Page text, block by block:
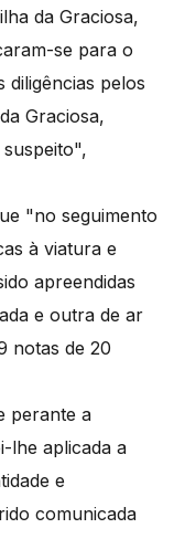
da Graciosa,
se para o
diligências pelos
Graciosa,
"no seguimento
à viatura e
apreendidas
e outra de ar
notas de 20
perante a
lhe aplicada a
e
comunicada